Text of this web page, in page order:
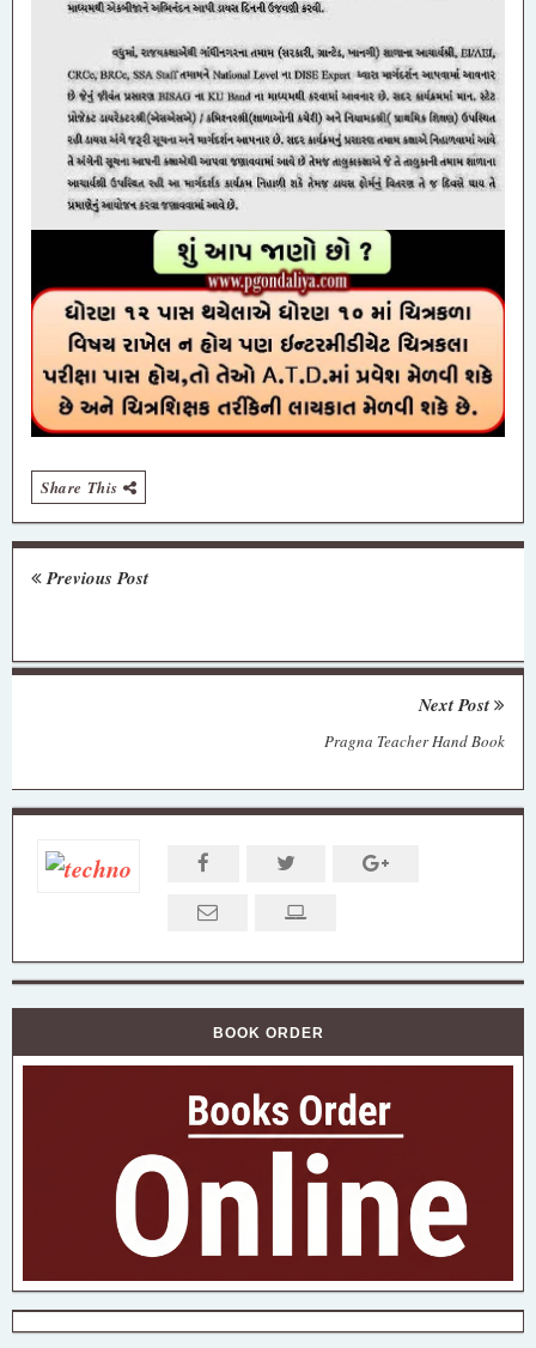
Share This
Previous Post
Next Post
Pragna Teacher Hand Book
BOOK ORDER